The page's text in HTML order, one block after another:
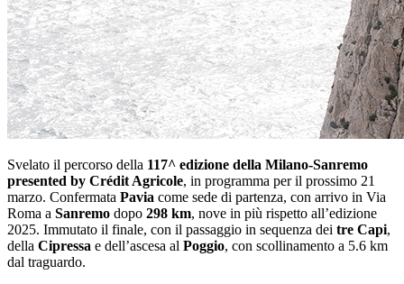
Svelato il percorso della 117^ edizione della Milano-Sanremo
presented by Crédit Agricole, in programma per il prossimo 21
marzo. Confermata Pavia come sede di partenza, con arrivo in Via
Roma a Sanremo dopo 298 km, nove in più rispetto all’edizione
2025. Immutato il finale, con il passaggio in sequenza dei tre Capi,
della Cipressa e dell’ascesa al Poggio, con scollinamento a 5.6 km
dal traguardo.